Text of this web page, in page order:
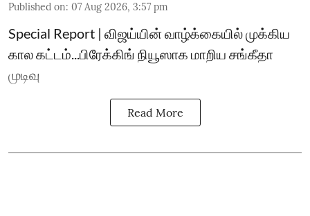
Published on: 07 Aug 2026, 3:57 pm
Special Report | விஜய்யின் வாழ்க்கையில் முக்கிய
கால கட்டம்...பிரேக்கிங் நியூஸாக மாறிய சங்கீதா
முடிவு
Read More